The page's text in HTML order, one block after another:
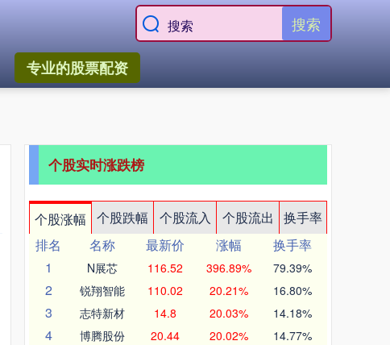
搜索
专业的股票配资
个股实时涨跌榜
个股涨幅 个股跌幅 个股流入 个股流出
换手率
排名
名称 最新价 涨幅
换手率
1
N展芯 116.52 396.89% 79.39%
2 锐翔智能 110.02 20.21% 16.80%
3 志特新材 14.8 20.03% 14.18%
4 博腾股份 20.44 20.02% 14.77%